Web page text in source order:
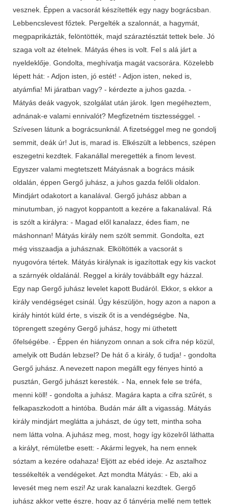
vesznek. Éppen a vacsorát készítették egy nagy bográcsban.
Lebbencslevest főztek. Pergelték a szalonnát, a hagymát,
megpaprikázták, felöntötték, majd száraztésztát tettek bele. Jó
szaga volt az ételnek. Mátyás éhes is volt. Fel s alá járt a
nyeldeklője. Gondolta, meghívatja magát vacsorára. Közelebb
lépett hát: - Adjon isten, jó estét! - Adjon isten, neked is,
atyámfia! Mi járatban vagy? - kérdezte a juhos gazda. -
Mátyás deák vagyok, szolgálat után járok. Igen megéheztem,
adnának-e valami ennivalót? Megfizetném tisztességgel. -
Szívesen látunk a bográcsunknál. A fizetséggel meg ne gondolj
semmit, deák úr! Jut is, marad is. Elkészült a lebbencs, szépen
eszegetni kezdtek. Fakanállal meregették a finom levest.
Egyszer valami megtetszett Mátyásnak a bogrács másik
oldalán, éppen Gergő juhász, a juhos gazda felőli oldalon.
Mindjárt odakotort a kanalával. Gergő juhász abban a
minutumban, jó nagyot koppantott a kezére a fakanalával. Rá
is szólt a királyra: - Magad elől kanalazz, édes fiam, ne
máshonnan! Mátyás király nem szólt semmit. Gondolta, ezt
még visszaadja a juhásznak. Elköltötték a vacsorát s
nyugovóra tértek. Mátyás királynak is igazítottak egy kis vackot
a szárnyék oldalánál. Reggel a király továbbállt egy házzal.
Egy nap Gergő juhász levelet kapott Budáról. Ekkor, s ekkor a
király vendégséget csinál. Úgy készüljön, hogy azon a napon a
király hintót küld érte, s viszik őt is a vendégségbe. Na,
töprengett szegény Gergő juhász, hogy mi üthetett
őfelségébe. - Éppen én hiányzom onnan a sok cifra nép közül,
amelyik ott Budán lebzsel? De hát ő a király, ő tudja! - gondolta
Gergő juhász. A nevezett napon megállt egy fényes hintó a
pusztán, Gergő juhászt keresték. - Na, ennek fele se tréfa,
menni köll! - gondolta a juhász. Magára kapta a cifra szűrét, s
felkapaszkodott a hintóba. Budán már állt a vigasság. Mátyás
király mindjárt meglátta a juhászt, de úgy tett, mintha soha
nem látta volna. A juhász meg, most, hogy így közelről láthatta
a királyt, rémületbe esett: - Akármi legyek, ha nem ennek
sóztam a kezére odahaza! Eljött az ebéd ideje. Az asztalhoz
tessékelték a vendégeket. Azt mondta Mátyás: - Eb, aki a
levesét meg nem eszi! Az urak kanalazni kezdtek. Gergő
juhász akkor vette észre, hogy az ő tányérja mellé nem tettek